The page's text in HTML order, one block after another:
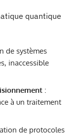
quantique
de systèmes
inaccessible
:
à un traitement
de protocoles